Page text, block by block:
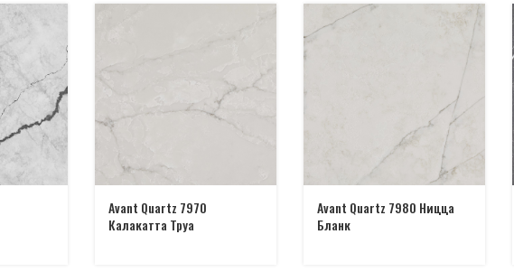
Avant Quartz 7970
Калакатта Труа
Avant Quartz 7980 Ницца
Бланк